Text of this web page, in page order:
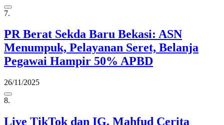
7.
PR Berat Sekda Baru Bekasi: ASN
Menumpuk, Pelayanan Seret, Belanja
Pegawai Hampir 50% APBD
26/11/2025
8.
Live TikTok dan IG, Mahfud Cerita